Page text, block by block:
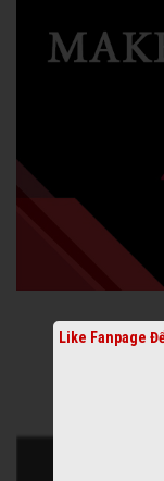
Like Fanpage